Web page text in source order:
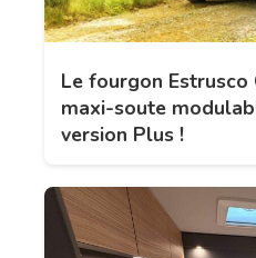
Le fourgon Estrusco
maxi-soute
version Plus !